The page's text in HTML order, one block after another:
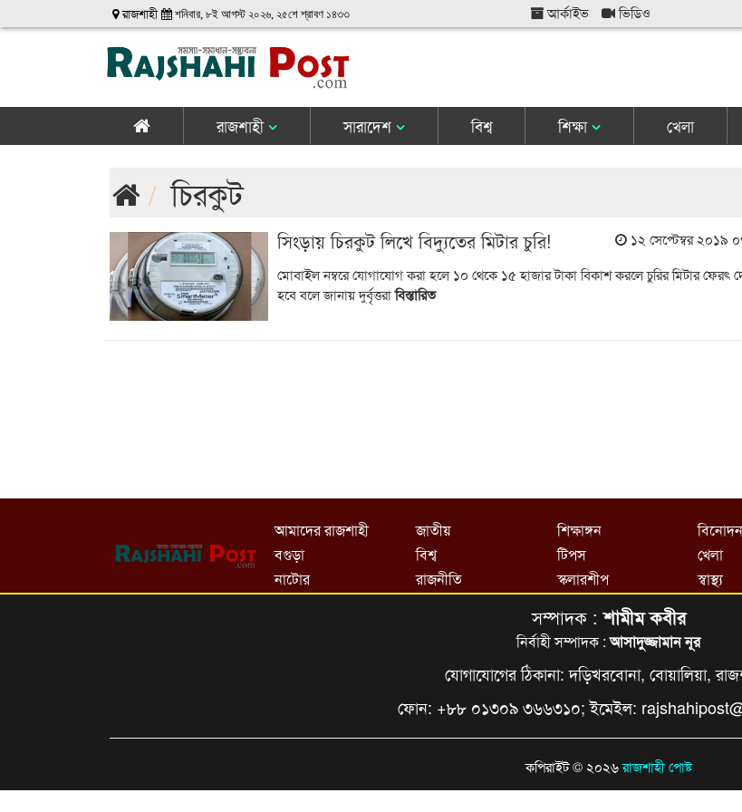
রাজশাহী শনিবার, ৮ই আগস্ট ২০২৬, ২৫শে শ্রাবণ ১৪৩৩ আর্কাইভ ভিডিও
রাজশাহী সারাদেশ বিশ্ব শিক্ষা খেলা
চিরকুট
সিংড়ায় চিরকুট লিখে বিদ্যুতের মিটার চুরি!
১২ সেপ্টেম্বর ২০১৯
মোবাইল নম্বরে যোগাযোগ করা হলে ১০ থেকে ১৫ হাজার টাকা বিকাশ করলে চুরির মিটার ফেরৎ
হবে বলে জানায় দুর্বৃত্তরাবিস্তারিত
আমাদের রাজশাহী
বগুড়া
নাটোর
জাতীয়
বিশ্ব
রাজনীতি
শিক্ষাঙ্গন
টিপস
স্কলারশীপ
বিনোদন
খেলা
স্বাস্থ্য
সম্পাদক : শামীম কবীর
নির্বাহী সম্পাদক :আসাদুজ্জামান নূর
যোগাযোগের ঠিকানা: দড়িখরবোনা, বোয়ালিয়া,
ফোন: +৮৮ ০১৩০৯ ৩৬৬৩১০; ইমেইল:
কপিরাইট © ২০২৬রাজশাহী পোষ্ট